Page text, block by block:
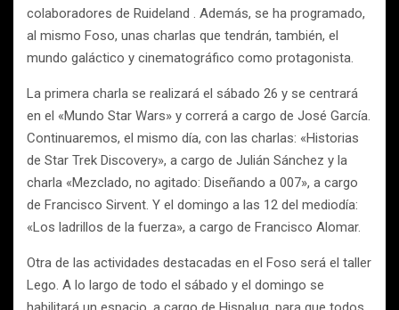
colaboradores de Ruideland . Además, se ha programado,
al mismo Foso, unas charlas que tendrán, también, el
mundo galáctico y cinematográfico como protagonista.
La primera charla se realizará el sábado 26 y se centrará
en el «Mundo Star Wars» y correrá a cargo de José García.
Continuaremos, el mismo día, con las charlas: «Historias
de Star Trek Discovery», a cargo de Julián Sánchez y la
charla «Mezclado, no agitado: Diseñando a 007», a cargo
de Francisco Sirvent. Y el domingo a las 12 del mediodía:
«Los ladrillos de la fuerza», a cargo de Francisco Alomar.
Otra de las actividades destacadas en el Foso será el taller
Lego. A lo largo de todo el sábado y el domingo se